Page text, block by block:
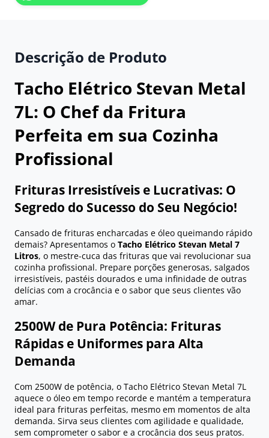
Descrição de Produto
Tacho Elétrico Stevan Metal
7L: O Chef da Fritura
Perfeita em sua Cozinha
Profissional
Frituras Irresistíveis e Lucrativas: O
Segredo do Sucesso do Seu Negócio!
Cansado de frituras encharcadas e óleo queimando rápido
demais? Apresentamos o Tacho Elétrico Stevan Metal 7
Litros, o mestre-cuca das frituras que vai revolucionar sua
cozinha profissional. Prepare porções generosas, salgados
irresistíveis, pastéis dourados e uma infinidade de outras
delícias com a crocância e o sabor que seus clientes vão
amar.
2500W de Pura Potência: Frituras
Rápidas e Uniformes para Alta
Demanda
Com 2500W de potência, o Tacho Elétrico Stevan Metal 7L
aquece o óleo em tempo recorde e mantém a temperatura
ideal para frituras perfeitas, mesmo em momentos de alta
demanda. Sirva seus clientes com agilidade e qualidade,
sem comprometer o sabor e a crocância dos seus pratos.